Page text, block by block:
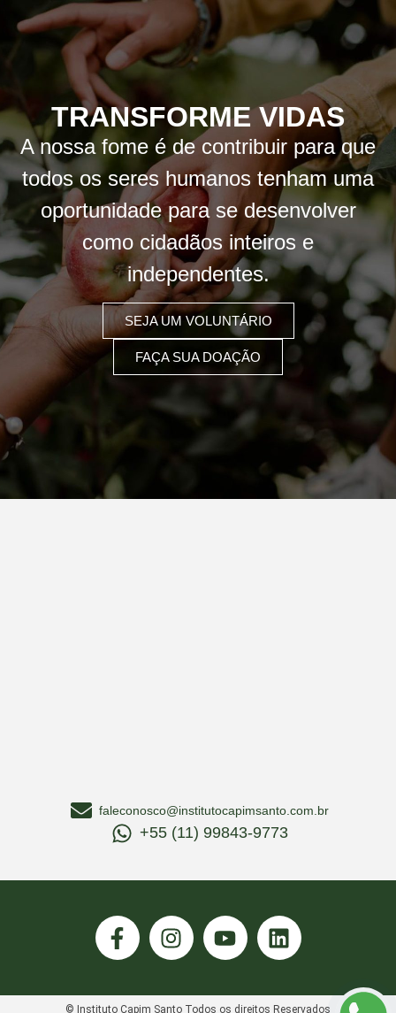
TRANSFORME VIDAS
A nossa fome é de contribuir para que
todos os seres humanos tenham uma
oportunidade para se desenvolver
como cidadãos inteiros e
independentes.
SEJA UM VOLUNTÁRIO
FAÇA SUA DOAÇÃO
faleconosco@institutocapimsanto.com.br
+55 (11) 99843-9773
© Instituto Capim Santo Todos os direitos Reservados